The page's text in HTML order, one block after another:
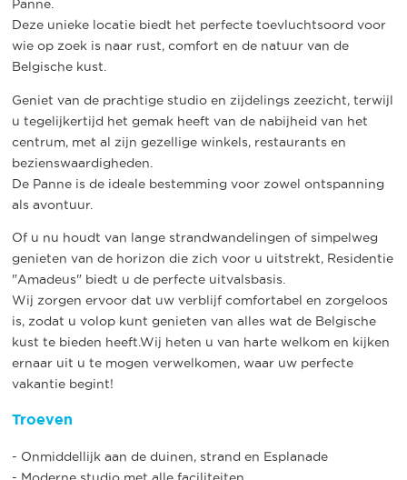
Panne.
Deze unieke locatie biedt het perfecte toevluchtsoord voor
wie op zoek is naar rust, comfort en de natuur van de
Belgische kust.
Geniet van de prachtige studio en zijdelings zeezicht, terwijl
u tegelijkertijd het gemak heeft van de nabijheid van het
centrum, met al zijn gezellige winkels, restaurants en
bezienswaardigheden.
De Panne is de ideale bestemming voor zowel ontspanning
als avontuur.
Of u nu houdt van lange strandwandelingen of simpelweg
genieten van de horizon die zich voor u uitstrekt, Residentie
"Amadeus" biedt u de perfecte uitvalsbasis.
Wij zorgen ervoor dat uw verblijf comfortabel en zorgeloos
is, zodat u volop kunt genieten van alles wat de Belgische
kust te bieden heeft.Wij heten u van harte welkom en kijken
ernaar uit u te mogen verwelkomen, waar uw perfecte
vakantie begint!
Troeven
- Onmiddellijk aan de duinen, strand en Esplanade